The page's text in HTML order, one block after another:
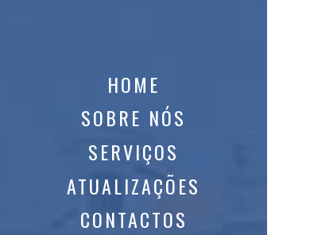
HOME
SOBRE NÓS
SERVIÇOS
ATUALIZAÇÕES
CONTACTOS